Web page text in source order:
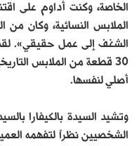
الخاصة، وكنت أداوم على
الملابس النسائية، وكان
30 قطعة من الملابس
أصلي لنفسها.
وتشيد السيدة بالكيفارا
الشخصيين نظراً لتفهمه